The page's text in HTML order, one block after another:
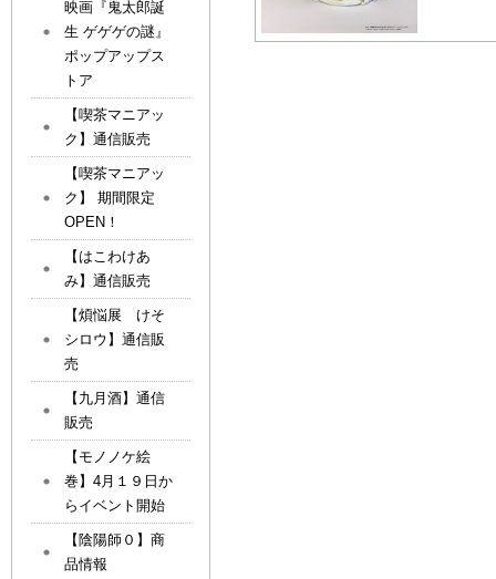
映画『鬼太郎誕
生 ゲゲゲの謎』
ポップアップス
トア
【喫茶マニアッ
ク】通信販売
【喫茶マニアッ
ク】 期間限定
OPEN！
【はこわけあ
み】通信販売
【煩悩展 けそ
シロウ】通信販
売
【九月酒】通信
販売
【モノノケ絵
巻】4月１９日か
らイベント開始
【陰陽師０】商
品情報